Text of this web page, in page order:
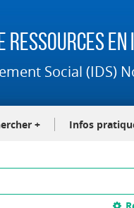
en
Social (IDS)
+ Infos